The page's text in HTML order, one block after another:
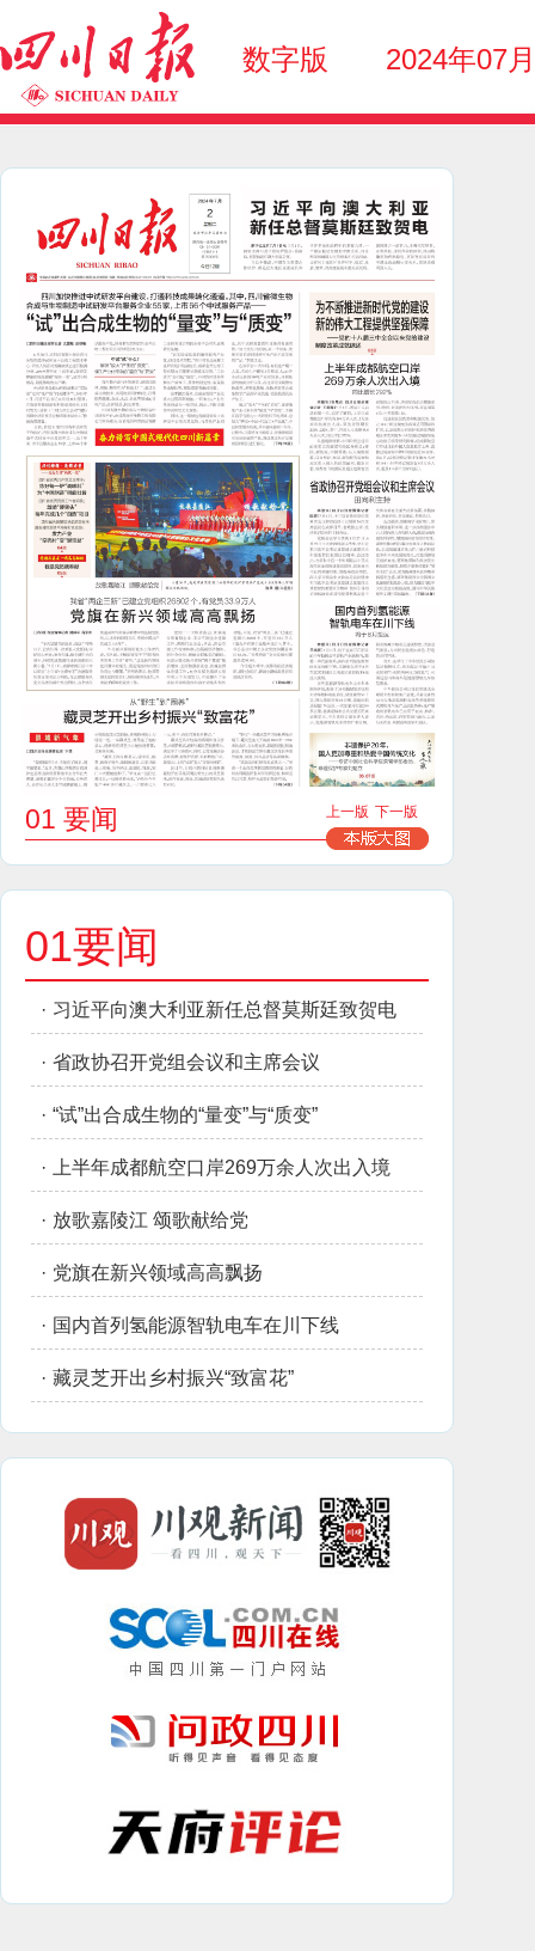
数字版 2024年07
01 要闻 上一版 下一版
01要闻
· 习近平向澳大利亚新任总督莫斯廷致贺电
· 省政协召开党组会议和主席会议
· “试”出合成生物的“量变”与“质变”
· 上半年成都航空口岸269万余人次出入境
· 放歌嘉陵江 颂歌献给党
· 党旗在新兴领域高高飘扬
· 国内首列氢能源智轨电车在川下线
· 藏灵芝开出乡村振兴“致富花”